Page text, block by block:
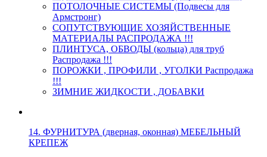
ПОТОЛОЧНЫЕ СИСТЕМЫ (Подвесы для
Армстронг)
СОПУТСТВУЮЩИЕ ХОЗЯЙСТВЕННЫЕ
МАТЕРИАЛЫ РАСПРОДАЖА !!!
ПЛИНТУСА, ОБВОДЫ (кольца) для труб
Распродажа !!!
ПОРОЖКИ , ПРОФИЛИ , УГОЛКИ Распродажа
!!!
ЗИМНИЕ ЖИДКОСТИ , ДОБАВКИ
14. ФУРНИТУРА (дверная, оконная) МЕБЕЛЬНЫЙ
КРЕПЕЖ